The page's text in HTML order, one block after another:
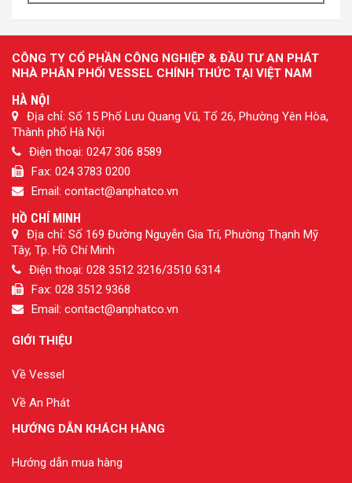
CÔNG TY CỔ PHẦN CÔNG NGHIỆP & ĐẦU TƯ AN PHÁT
NHÀ PHÂN PHỐI VESSEL CHÍNH THỨC TẠI VIỆT NAM
HÀ NỘI
Địa chỉ: Số 15 Phố Lưu Quang Vũ, Tổ 26, Phường Yên Hòa,
Thành phố Hà Nội
Điện thoại: 0247 306 8589
Fax: 024 3783 0200
Email: contact@anphatco.vn
HỒ CHÍ MINH
Địa chỉ: Số 169 Đường Nguyễn Gia Trí, Phường Thạnh Mỹ
Tây, Tp. Hồ Chí Minh
Điện thoại: 028 3512 3216/3510 6314
Fax: 028 3512 9368
Email: contact@anphatco.vn
GIỚI THIỆU
Về Vessel
Về An Phát
HƯỚNG DẪN KHÁCH HÀNG
Hướng dẫn mua hàng